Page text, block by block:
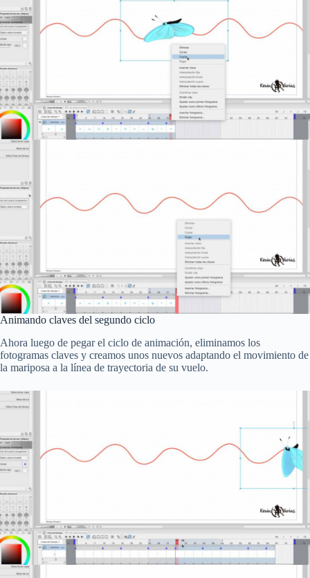
Animando claves del segundo ciclo
Ahora luego de pegar el ciclo de animación, eliminamos los
fotogramas claves y creamos unos nuevos adaptando el movimiento de
la mariposa a la línea de trayectoria de su vuelo.